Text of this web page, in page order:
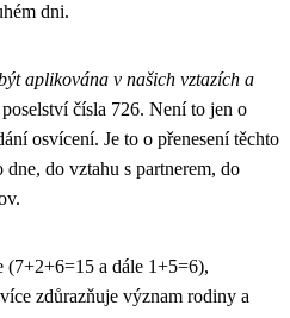
dni.
aplikována v našich vztazích a
čísla 726. Není to jen o
osvícení. Je to o přenesení těchto
do vztahu s partnerem, do
(7+2+6=15 a dále 1+5=6),
zdůrazňuje význam rodiny a